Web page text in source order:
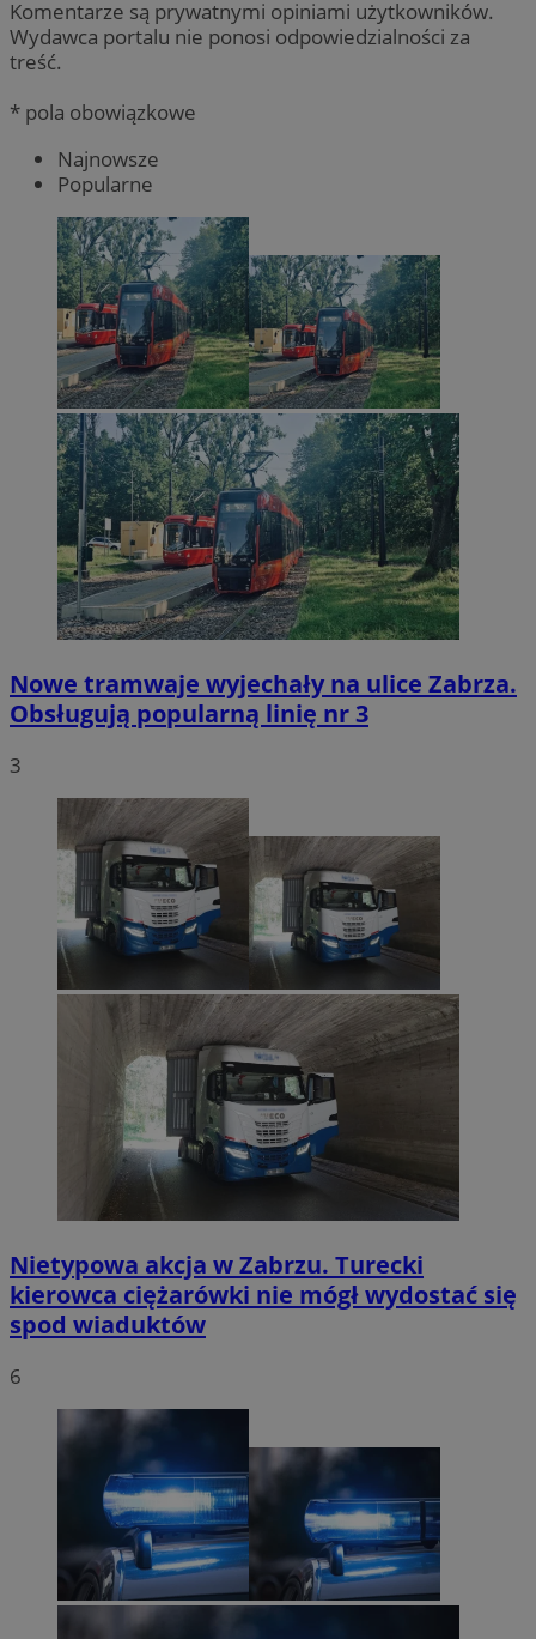
Komentarze są prywatnymi opiniami użytkowników.
Wydawca portalu nie ponosi odpowiedzialności za
treść.
* pola obowiązkowe
Najnowsze
Popularne
Nowe tramwaje wyjechały na ulice Zabrza.
Obsługują popularną linię nr 3
3
Nietypowa akcja w Zabrzu. Turecki
kierowca ciężarówki nie mógł wydostać się
spod wiaduktów
6